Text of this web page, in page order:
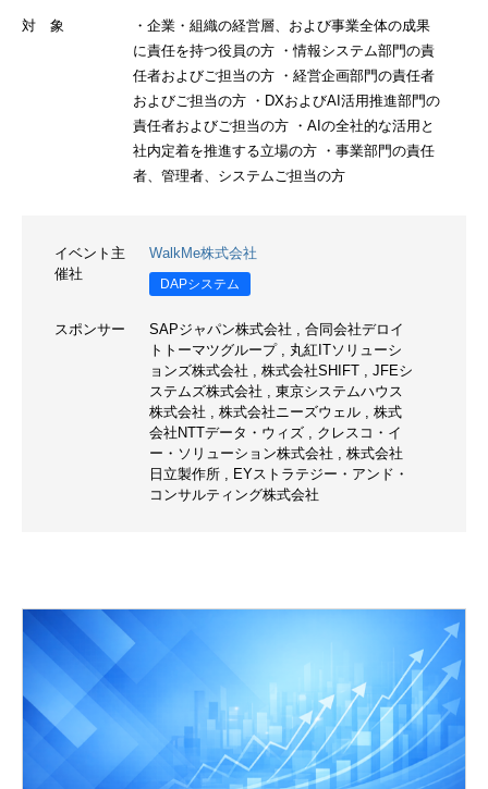
対 象
・企業・組織の経営層、および事業全体の成果
に責任を持つ役員の方 ・情報システム部門の責
任者およびご担当の方 ・経営企画部門の責任者
およびご担当の方 ・DXおよびAI活用推進部門の
責任者およびご担当の方 ・AIの全社的な活用と
社内定着を推進する立場の方 ・事業部門の責任
者、管理者、システムご担当の方
イベント主
催社
WalkMe株式会社
DAPシステム
スポンサー SAPジャパン株式会社 , 合同会社デロイ
トトーマツグループ, 丸紅ITソリューシ
ョンズ株式会社 , 株式会社SHIFT , JFEシ
ステムズ株式会社 , 東京システムハウス
株式会社 , 株式会社ニーズウェル , 株式
会社NTTデータ・ウィズ , クレスコ・イ
ー・ソリューション株式会社 , 株式会社
日立製作所 , EYストラテジー・アンド・
コンサルティング株式会社